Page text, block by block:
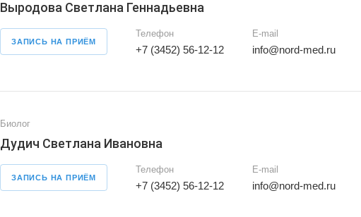
Выродова Светлана Геннадьевна
ЗАПИСЬ НА ПРИЁМ
Телефон
+7 (3452) 56-12-12
E-mail
info@nord-med.ru
Биолог
Дудич Светлана Ивановна
ЗАПИСЬ НА ПРИЁМ
Телефон
+7 (3452) 56-12-12
E-mail
info@nord-med.ru